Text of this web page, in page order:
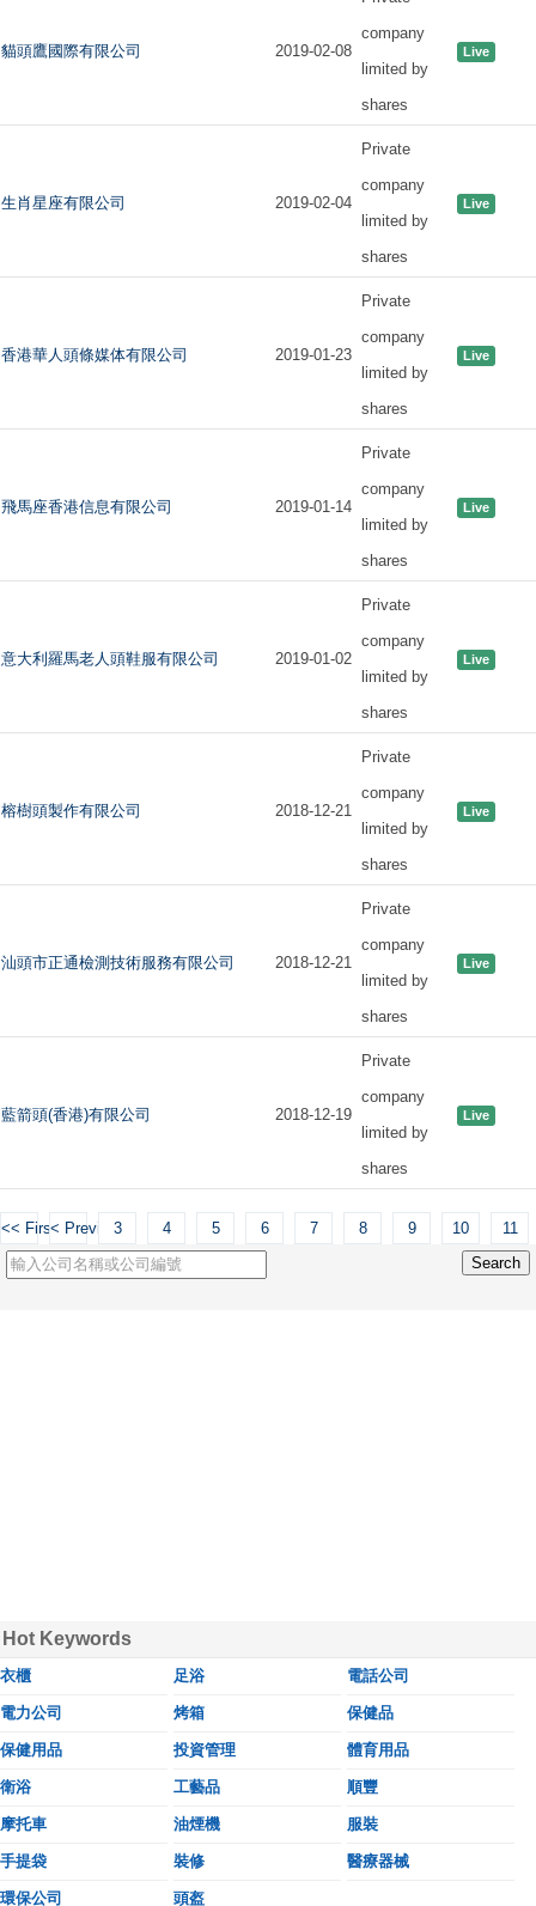
貓頭鷹國際有限公司 2019-02-08
company
limited by
shares
Live
生肖星座有限公司 2019-02-04
Private
company
limited by
shares
Live
香港華人頭條媒体有限公司 2019-01-23
Private
company
limited by
shares
Live
飛馬座香港信息有限公司 2019-01-14
Private
company
limited by
shares
Live
意大利羅馬老人頭鞋服有限公司 2019-01-02
Private
company
limited by
shares
Live
榕樹頭製作有限公司 2018-12-21
Private
company
limited by
shares
Live
汕頭市正通檢測技術服務有限公司 2018-12-21
Private
company
limited by
shares
Live
藍箭頭(香港)有限公司 2018-12-19
Private
company
limited by
shares
Live
<< First< Previous
3 4 5 6 7 8 9 10 11
Hot Keywords
衣櫃 足浴 電話公司
電力公司 烤箱 保健品
保健用品 投資管理 體育用品
衛浴 工藝品 順豐
摩托車 油煙機 服裝
手提袋 裝修 醫療器械
環保公司 頭盔